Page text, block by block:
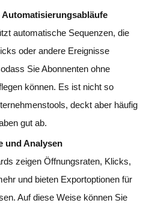
automatische Sequenzen, die
oder andere Ereignisse
Sie Abonnenten ohne
können. Es ist nicht so
deckt aber häufig
gut ab.
und Analysen
zeigen Öffnungsraten, Klicks,
und bieten Exportoptionen für
Auf diese Weise können Sie